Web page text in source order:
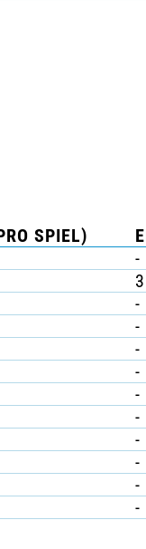
SPIEL)
-
3
-
-
-
-
-
-
-
-
-
-